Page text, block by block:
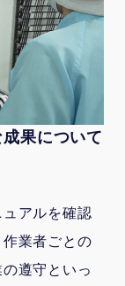
果について
アルを確認
業者ごとの
遵守といっ